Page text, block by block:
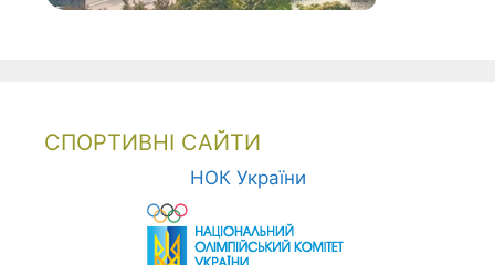
СПОРТИВНІ САЙТИ
НОК України